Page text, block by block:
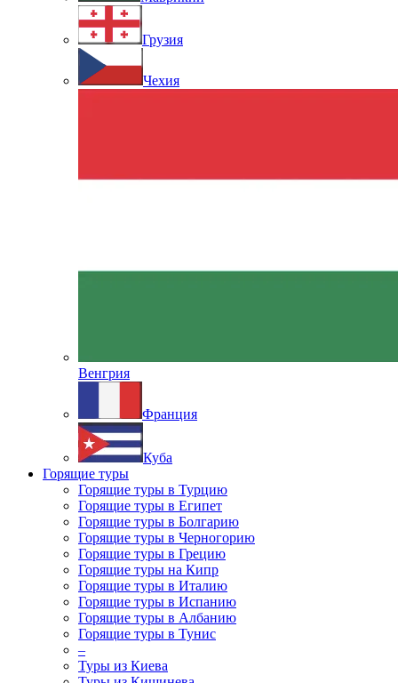
Грузия
Чехия
Венгрия
Франция
Куба
Горящие туры
Горящие туры в Турцию
Горящие туры в Египет
Горящие туры в Болгарию
Горящие туры в Черногорию
Горящие туры в Грецию
Горящие туры на Кипр
Горящие туры в Италию
Горящие туры в Испанию
Горящие туры в Албанию
Горящие туры в Тунис
–
Туры из Киева